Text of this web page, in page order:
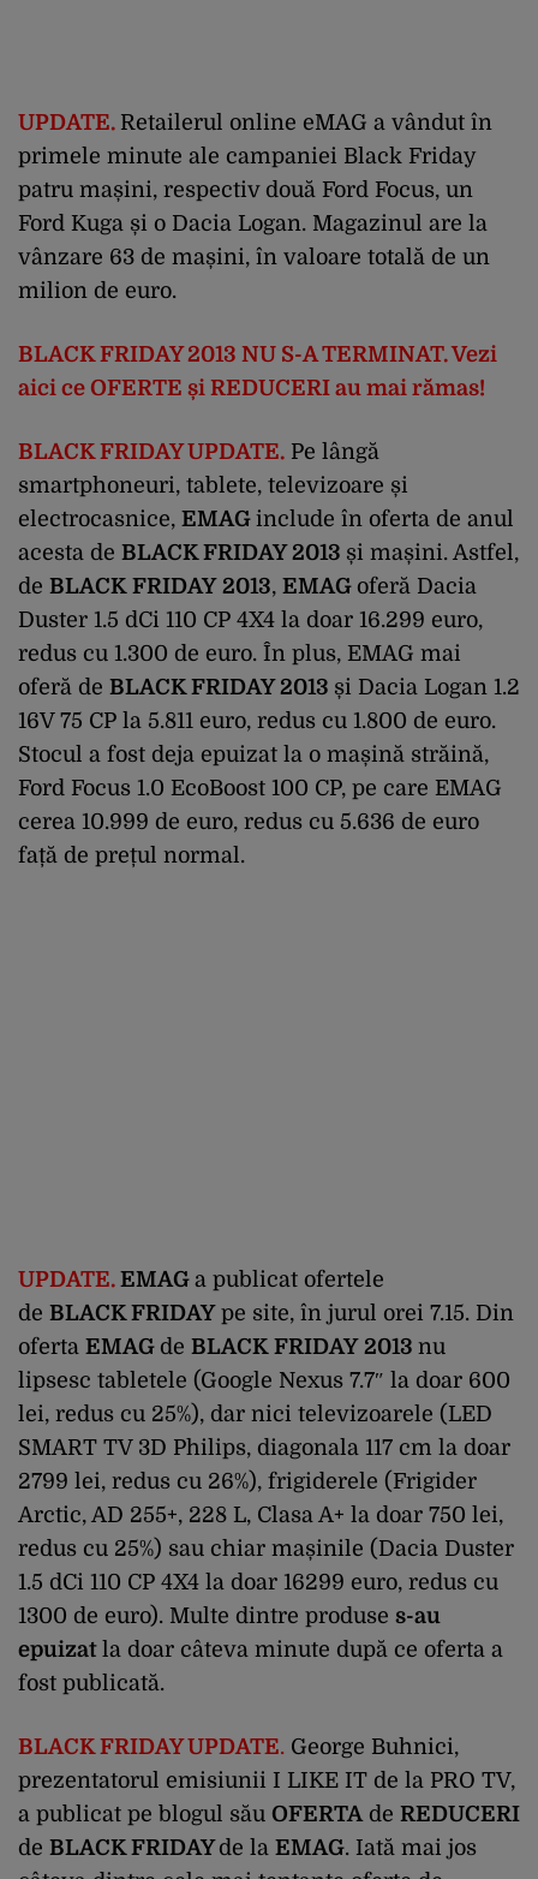
UPDATE. Retailerul online eMAG a vândut în
primele minute ale campaniei Black Friday
patru mașini, respectiv două Ford Focus, un
Ford Kuga și o Dacia Logan. Magazinul are la
vânzare 63 de mașini, în valoare totală de un
milion de euro.
BLACK FRIDAY 2013 NU S-A TERMINAT. Vezi
aici ce OFERTE și REDUCERI au mai rămas!
BLACK FRIDAY UPDATE. Pe lângă
smartphoneuri, tablete, televizoare și
electrocasnice, EMAG include în oferta de anul
acesta de BLACK FRIDAY 2013 și mașini. Astfel,
de BLACK FRIDAY 2013, EMAG oferă Dacia
Duster 1.5 dCi 110 CP 4X4 la doar 16.299 euro,
redus cu 1.300 de euro. În plus, EMAG mai
oferă de BLACK FRIDAY 2013 și Dacia Logan 1.2
16V 75 CP la 5.811 euro, redus cu 1.800 de euro.
Stocul a fost deja epuizat la o mașină străină,
Ford Focus 1.0 EcoBoost 100 CP, pe care EMAG
cerea 10.999 de euro, redus cu 5.636 de euro
față de prețul normal.
UPDATE. EMAG a publicat ofertele
de BLACK FRIDAYpe site, în jurul orei 7.15. Din
oferta EMAG de BLACK FRIDAY 2013 nu
lipsesc tabletele (Google Nexus 7.7″ la doar 600
lei, redus cu 25%), dar nici televizoarele (LED
SMART TV 3D Philips, diagonala 117 cm la doar
2799 lei, redus cu 26%), frigiderele (Frigider
Arctic, AD 255+, 228 L, Clasa A+ la doar 750 lei,
redus cu 25%) sau chiar mașinile (Dacia Duster
1.5 dCi 110 CP 4X4 la doar 16299 euro, redus cu
1300 de euro). Multe dintre produse s-au
epuizat la doar câteva minute după ce oferta a
fost publicată.
BLACK FRIDAY UPDATE. George Buhnici,
prezentatorul emisiunii I LIKE IT de la PRO TV,
a publicat pe blogul său OFERTA de REDUCERI
de BLACK FRIDAYde la EMAG. Iată mai jos